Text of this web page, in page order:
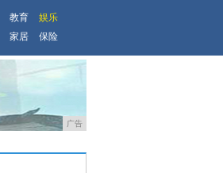
教育
娱乐
家居 保险
广告